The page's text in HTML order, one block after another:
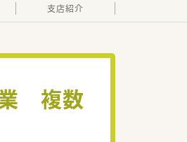
支店紹介
業 複数